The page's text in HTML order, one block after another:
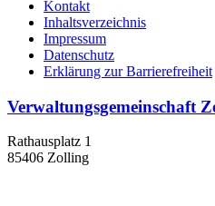
Kontakt
Inhaltsverzeichnis
Impressum
Datenschutz
Erklärung zur Barrierefreiheit
Verwaltungsgemeinschaft
Rathausplatz 1
85406 Zolling